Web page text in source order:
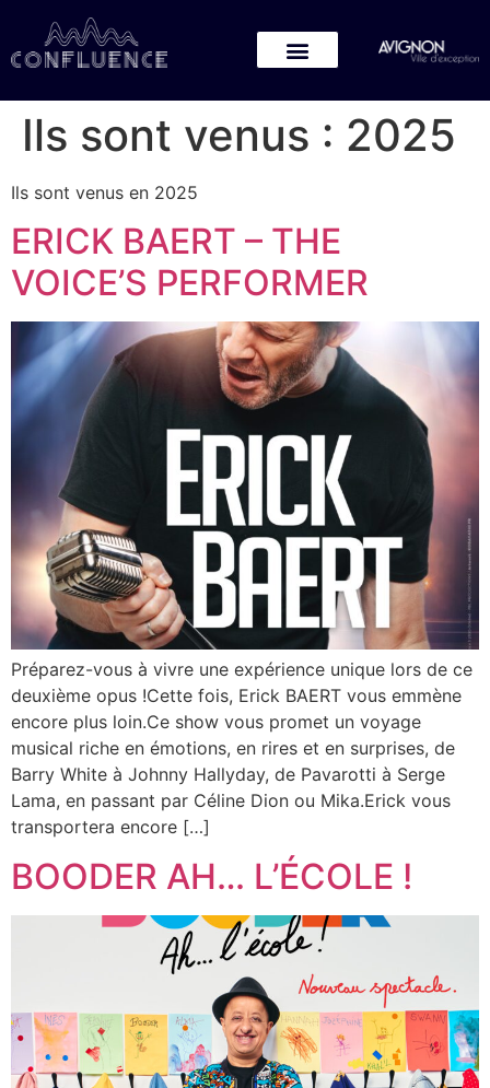
Ils sont venus : 2025
Ils sont venus en 2025
ERICK BAERT – THE
VOICE’S PERFORMER
Préparez-vous à vivre une expérience unique lors de ce
deuxième opus !Cette fois, Erick BAERT vous emmène
encore plus loin.Ce show vous promet un voyage
musical riche en émotions, en rires et en surprises, de
Barry White à Johnny Hallyday, de Pavarotti à Serge
Lama, en passant par Céline Dion ou Mika.Erick vous
transportera encore […]
BOODER AH… L’ÉCOLE !